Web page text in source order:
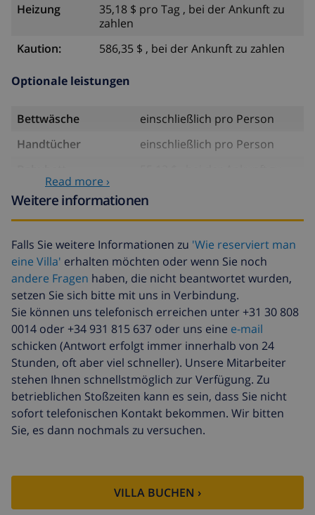
Heizung
35,18 $ pro Tag , bei der Ankunft zu
zahlen
Kaution:
586,35 $ , bei der Ankunft zu zahlen
Optionale leistungen
Bettwäsche
einschließlich pro Person
Handtücher
einschließlich pro Person
Kindersitz
30,49 $ , bei der Ankunft zu
zahlen
Internet
23,45 $ , bei der Ankunft zu
zahlen
Haustiere
60,98 $ , bei der Ankunft zu
zahlen
Wasser
einschließlich
Elektrizität
einschließlich
Gas
einschließlich
Zusätzliche
bettwäsche
17,59 $ pro Person , bei der
Ankunft zu zahlen
Zusätzliche
basiert auf den
Read more ›
Weitere informationen
Falls Sie weitere Informationen zu 'Wie reserviert man
eine Villa' erhalten möchten oder wenn Sie noch
andere Fragen haben, die nicht beantwortet wurden,
setzen Sie sich bitte mit uns in Verbindung.
Sie können uns telefonisch erreichen unter +31 30 808
0014 oder +34 931 815 637 oder uns eine e-mail
schicken (Antwort erfolgt immer innerhalb von 24
Stunden, oft aber viel schneller). Unsere Mitarbeiter
stehen Ihnen schnellstmöglich zur Verfügung. Zu
betrieblichen Stoßzeiten kann es sein, dass Sie nicht
sofort telefonischen Kontakt bekommen. Wir bitten
Sie, es dann nochmals zu versuchen.
VILLA BUCHEN ›